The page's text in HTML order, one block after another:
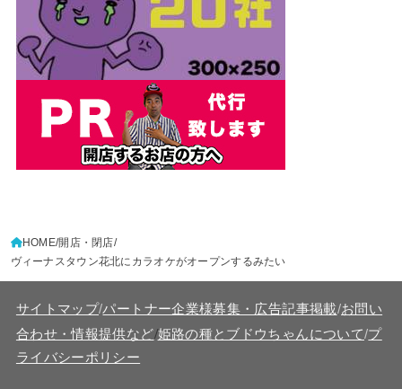
HOME 開店・閉店
ヴィーナスタウン花北にカラオケがオープンするみたい
サイトマップ/パートナー企業様募集・広告記事掲載/お問い
合わせ・情報提供など/姫路の種とブドウちゃんについて/プ
ライバシーポリシー